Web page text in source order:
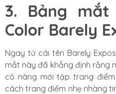
3. Bảng mắt
Color Barely
Ngay từ cái tên Barely
mắt này đã khẳng định rằng
cô nàng mới tập trang
cách trang điểm nhẹ nhàng